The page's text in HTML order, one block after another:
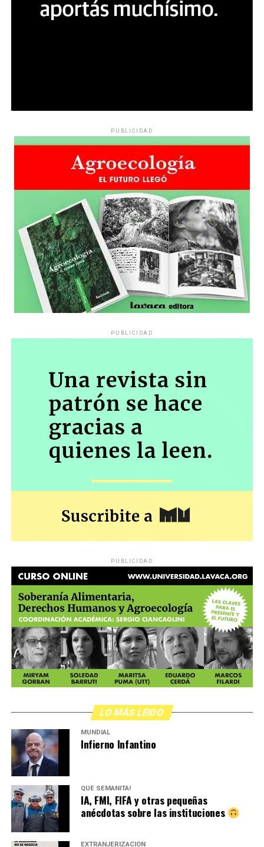
PUBLICIDAD
PUBLICIDAD
PUBLICIDAD
LO MÁS LEIDO
MUNDIAL
Infierno Infantino
QUÉ SEMANITA!
IA, FMI, FIFA y otras pequeñas
anécdotas sobre las instituciones
EXTRANJERIZACIÓN